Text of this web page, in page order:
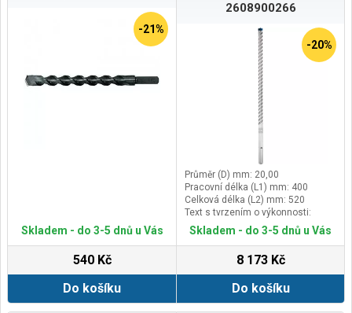
-21%
Skladem - do 3-5 dnů u Vás
540 Kč
Do košíku
2608900266
-20%
Průměr (D) mm: 20,00
Pracovní délka (L1) mm: 400
Celková délka (L2) mm: 520
Text s tvrzením o výkonnosti:
Vydrží až 3× déle než vrták Bosch
SDS max-4
Skladem - do 3-5 dnů u Vás
8 173 Kč
Do košíku